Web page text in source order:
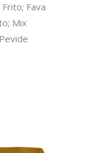
Fava
Mix